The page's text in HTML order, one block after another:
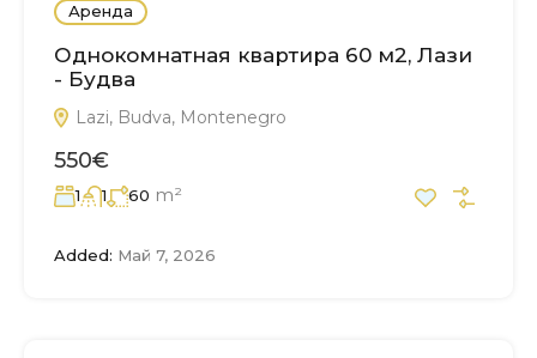
Аренда
Однокомнатная квартира 60 м2, Лази
- Будва
Lazi, Budva, Montenegro
550€
1 1 60 m²
Added: Май 7, 2026